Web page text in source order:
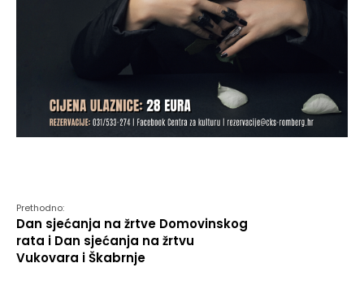
Prethodno:
Dan sjećanja na žrtve Domovinskog
rata i Dan sjećanja na žrtvu
Vukovara i Škabrnje